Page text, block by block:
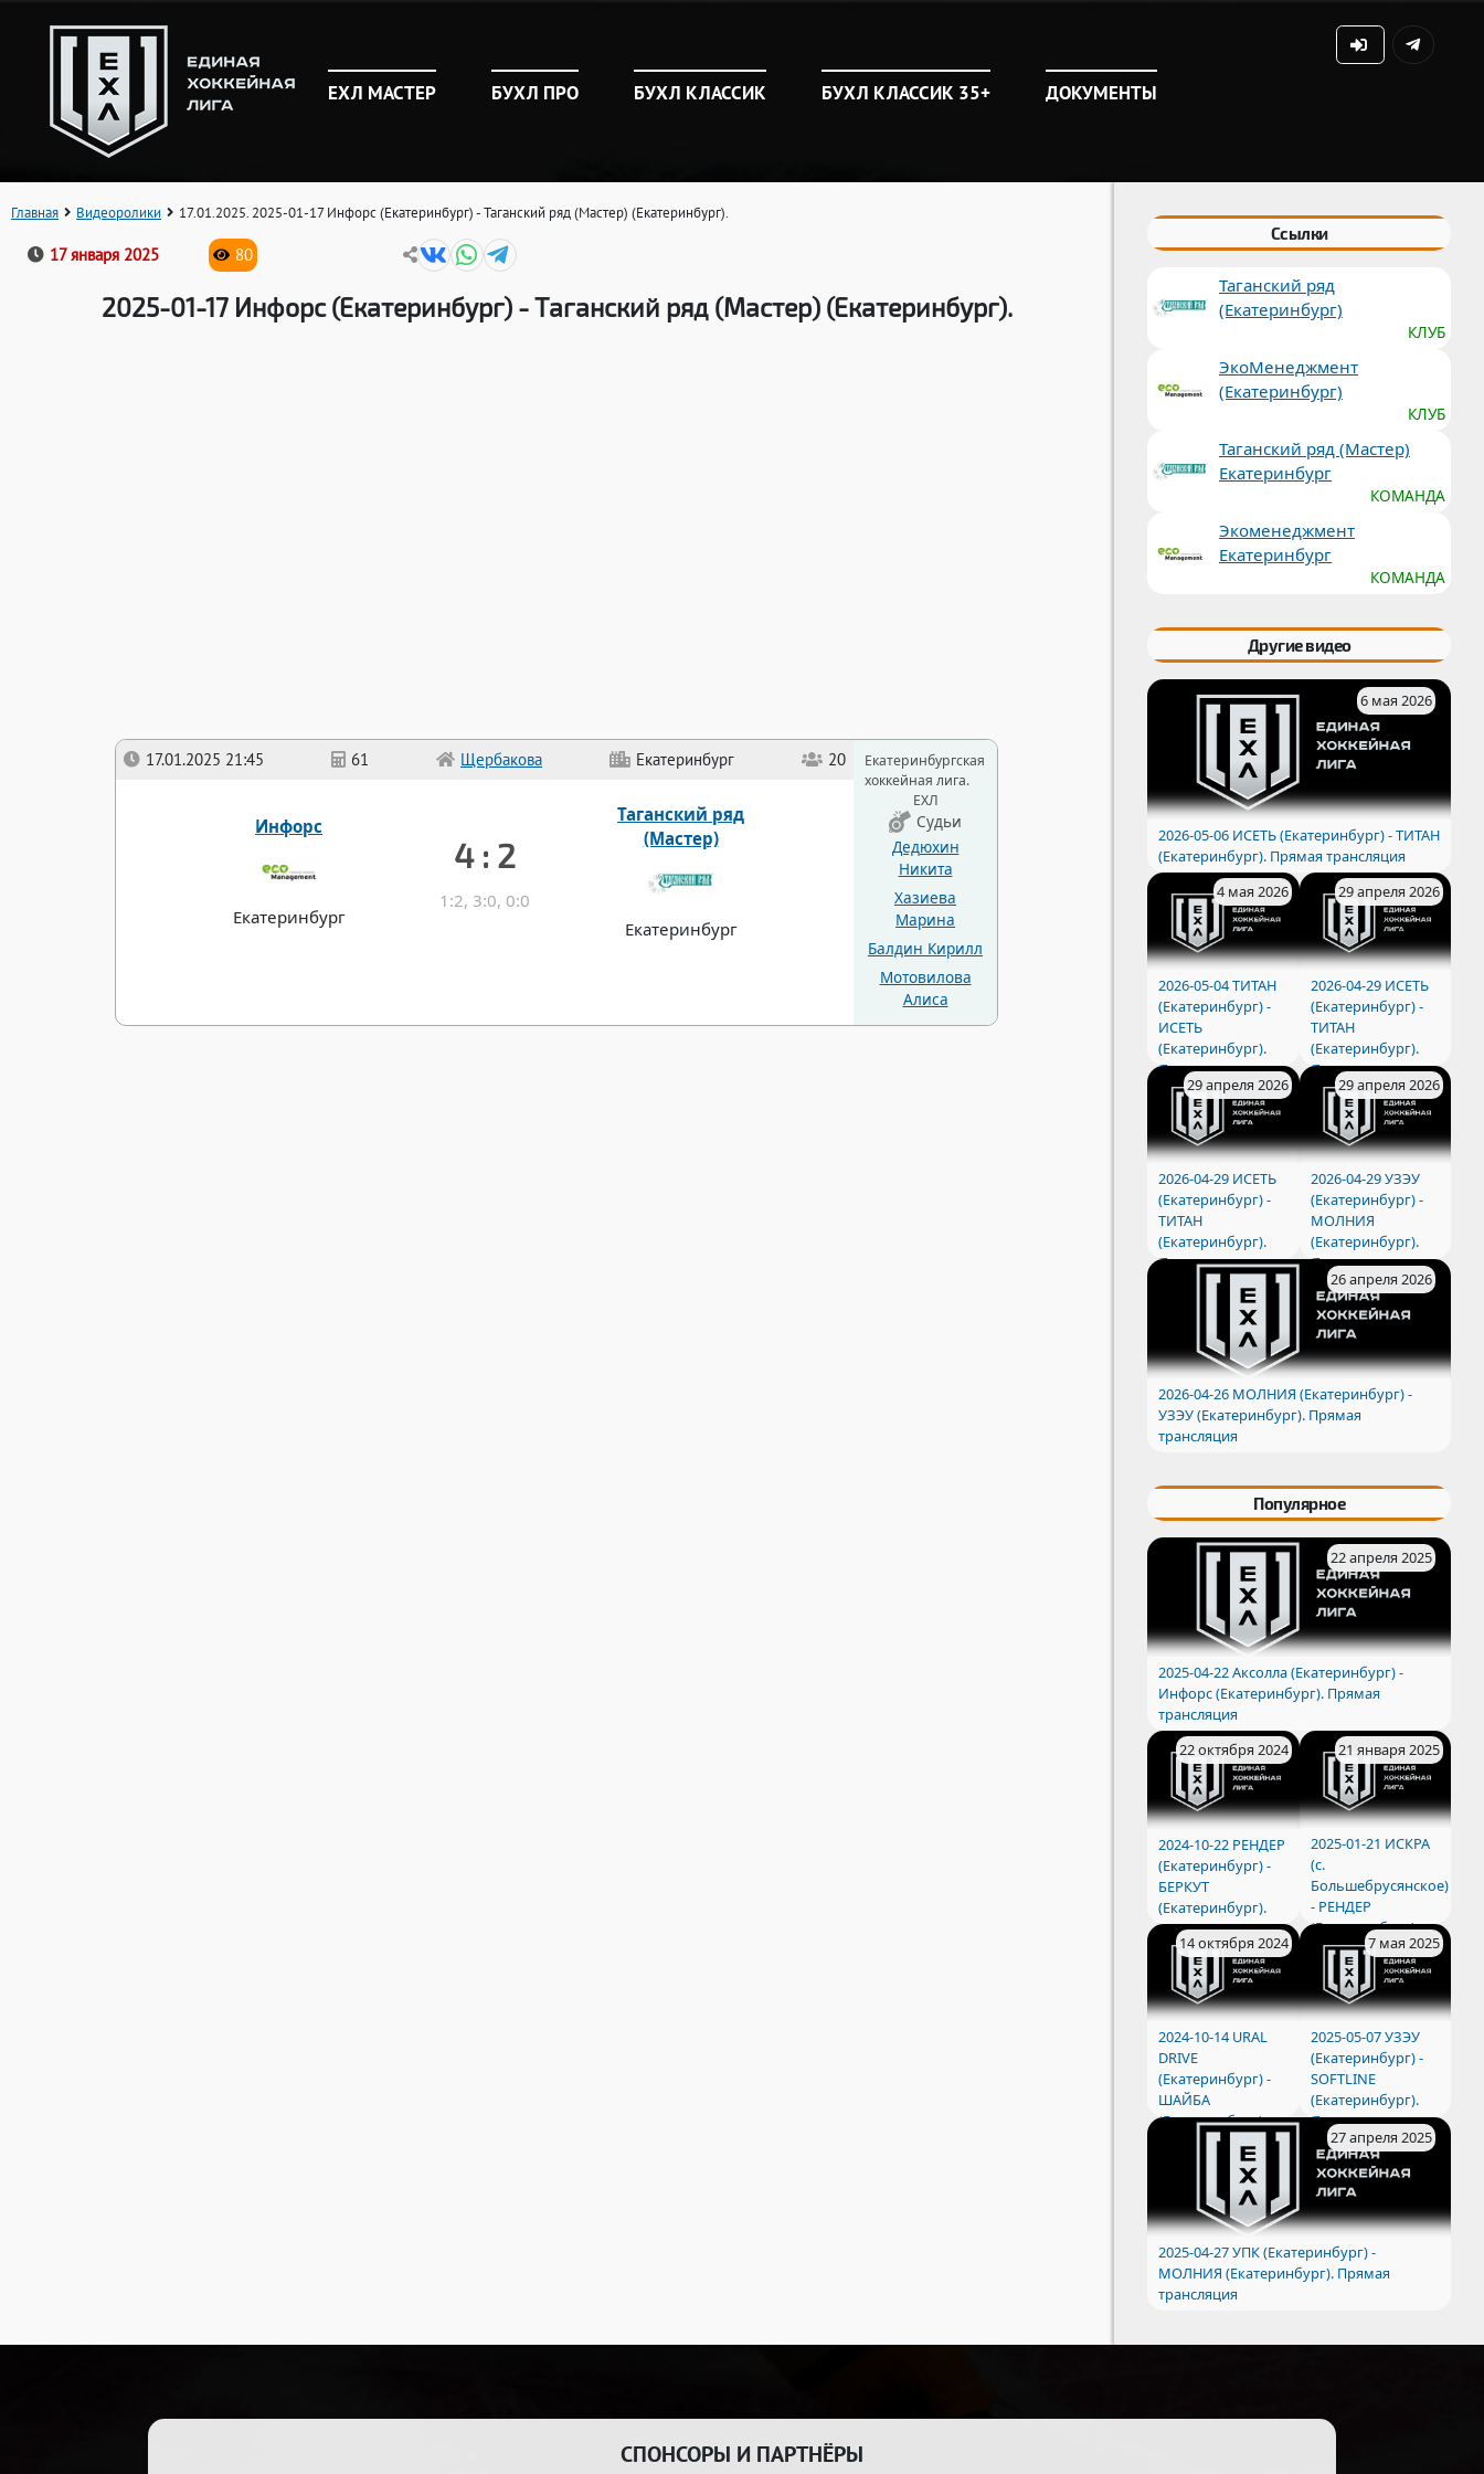
ЕХЛ МАСТЕР БУХЛ ПРО БУХЛ КЛАССИК БУХЛ КЛАССИК 35+ ДОКУМЕНТЫ
Главная Видеоролики 17.01.2025. 2025-01-17 Инфорс (Екатеринбург) - Таганский ряд (Мастер) (Екатеринбург).
17 января 2025 80
2025-01-17 Инфорс (Екатеринбург) - Таганский ряд (Мастер) (Екатеринбург).
17.01.2025 21:45 61 Щербакова Екатеринбург 20
Инфорс
Екатеринбург
4 : 2
1:2, 3:0, 0:0
Таганский ряд
(Мастер)
Екатеринбург
Екатеринбургская
хоккейная лига.
ЕХЛ
Судьи
Дедюхин
Никита
Хазиева
Марина
Балдин Кирилл
Мотовилова
Алиса
Ссылки
Таганский ряд
(Екатеринбург)
КЛУБ
ЭкоМенеджмент
(Екатеринбург)
КЛУБ
Таганский ряд (Мастер)
Екатеринбург
КОМАНДА
Экоменеджмент
Екатеринбург
КОМАНДА
Другие видео
6 мая 2026
2026-05-06 ИСЕТЬ (Екатеринбург) - ТИТАН
(Екатеринбург). Прямая трансляция
4 мая 2026
2026-05-04 ТИТАН
(Екатеринбург) -
ИСЕТЬ
(Екатеринбург).
Прямая
трансляция
29 апреля 2026
2026-04-29 ИСЕТЬ
(Екатеринбург) -
ТИТАН
(Екатеринбург).
Прямая
трансляция
29 апреля 2026
2026-04-29 ИСЕТЬ
(Екатеринбург) -
ТИТАН
(Екатеринбург).
Прямая
трансляция
29 апреля 2026
2026-04-29 УЗЭУ
(Екатеринбург) -
МОЛНИЯ
(Екатеринбург).
Прямая
трансляция
26 апреля 2026
2026-04-26 МОЛНИЯ (Екатеринбург) -
УЗЭУ (Екатеринбург). Прямая
трансляция
Популярное
22 апреля 2025
2025-04-22 Аксолла (Екатеринбург) -
Инфорс (Екатеринбург). Прямая
трансляция
22 октября 2024
2024-10-22 РЕНДЕР
(Екатеринбург) -
БЕРКУТ
(Екатеринбург).
21 января 2025
2025-01-21 ИСКРА
(с.
Большебрусянское)
- РЕНДЕР
(Екатеринбург).
14 октября 2024
2024-10-14 URAL
DRIVE
(Екатеринбург) -
ШАЙБА
(Екатеринбург).
7 мая 2025
2025-05-07 УЗЭУ
(Екатеринбург) -
SOFTLINE
(Екатеринбург).
Прямая
трансляция
27 апреля 2025
2025-04-27 УПК (Екатеринбург) -
МОЛНИЯ (Екатеринбург). Прямая
трансляция
СПОНСОРЫ И ПАРТНЁРЫ